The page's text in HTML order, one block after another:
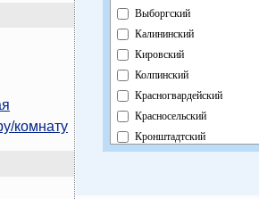
комнату
Выборгский
Калининский
Кировский
Колпинский
Красногвардейский
Красносельский
Кронштадтский